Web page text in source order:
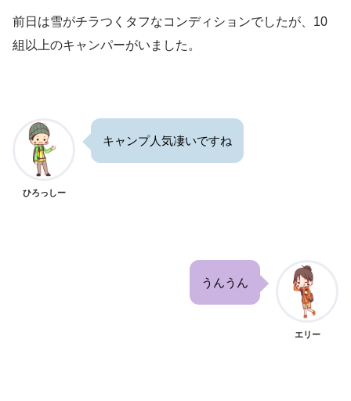
前日は雪がチラつくタフなコンディションでしたが、10
組以上のキャンパーがいました。
ひろっしー
キャンプ人気凄いですね
うんうん
エリー